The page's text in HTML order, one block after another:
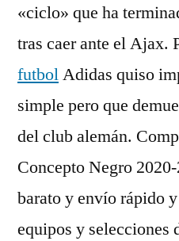
«ciclo» que ha
tras caer ante el Ajax.
futbolAdidas quiso
simple pero que
del club alemán.
Concepto Negro
barato y envío rápido
equipos y selecciones